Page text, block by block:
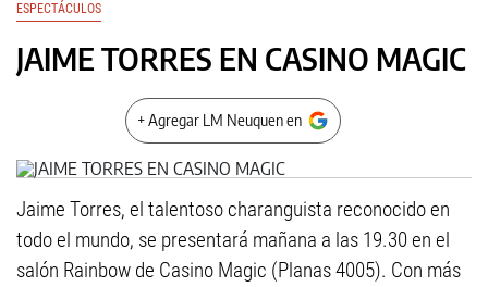
ESPECTÁCULOS
JAIME TORRES EN CASINO MAGIC
+ Agregar LM Neuquen en
Jaime Torres, el talentoso charanguista reconocido en
todo el mundo, se presentará mañana a las 19.30 en el
salón Rainbow de Casino Magic (Planas 4005). Con más